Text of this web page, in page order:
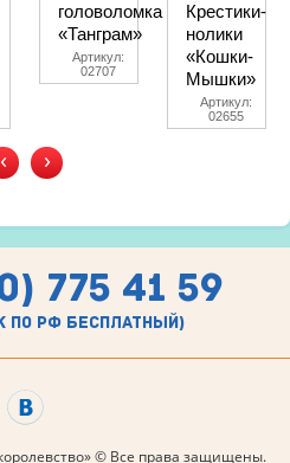
головоломка
«Танграм»
Артикул:
02707
Крестики-
нолики
«Кошки-
Мышки»
Артикул:
02655
‹ ›
775 41 59
по рф бесплатный)
© Все права защищены.